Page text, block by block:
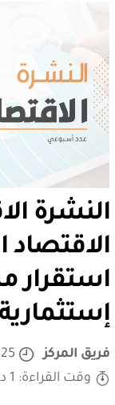
استقرار
فريق المركز
وقت القراءة: 1 دقيقة